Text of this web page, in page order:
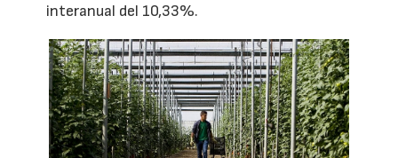
interanual del 10,33%.